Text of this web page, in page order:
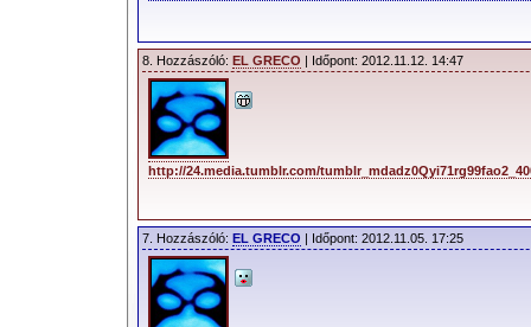
8. Hozzászóló: EL GRECO | Időpont: 2012.11.12. 14:47
http://24.media.tumblr.com/
7. Hozzászóló: EL GRECO | Időpont: 2012.11.05. 17:25